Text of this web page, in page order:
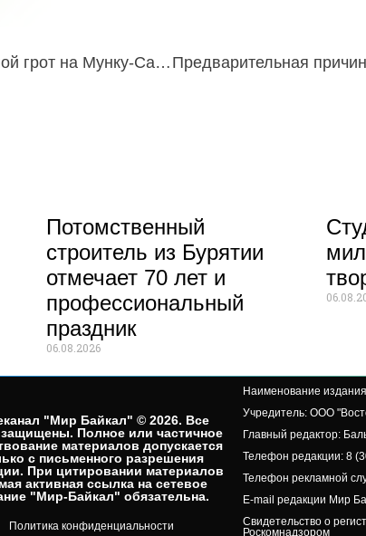
Ученые обнаружили ледяной грот на Мунку-Сардык
Потомственный
строитель из Бурятии
отмечает 70 лет и
профессиональный
праздник
06.08.2026
"Мир Байкал" © 2026. Все
защищены. Полное или частичное
материалов допускается
с письменного разрешения
При цитировании материалов
активная ссылка на сетевое
"Мир-Байкал" обязательна.​
Политика конфиденциальности
Наименование
Учредитель: ООО
Главный редактор:
Телефон редакции: 8
Телефон рекламной
E-mail редакции Мир
Свидетельство о
Роскомнадзором